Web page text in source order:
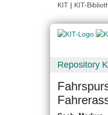
KIT | KIT-
Repository